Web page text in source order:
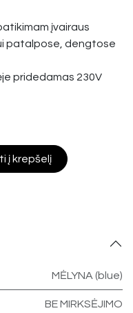
įvairaus
patalpose, dengtose
pridedamas 230V
į krepšelį
MĖLYNA (blue)
BE MIRKSĖJIMO